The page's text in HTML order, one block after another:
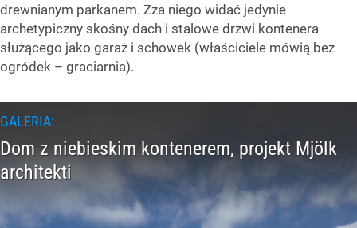
drewnianym parkanem. Zza niego widać jedynie
archetypiczny skośny dach i stalowe drzwi kontenera
służącego jako garaż i schowek (właściciele mówią bez
ogródek – graciarnia).